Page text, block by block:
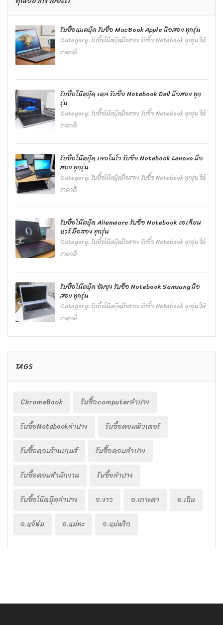
รับซื้อแมคบุ๊ค รับซื้อ MacBook Apple มือสอง ทุกรุ่น
Category:รับซื้อโน๊ตบุ๊คมือสอง รับซื้อ Notebook ทุกรุ่น ให้
ราคาดี
รับซื้อโน๊ตบุ๊ค เดล รับซื้อ Notebook Dell มือสอง ทุก
รุ่น
Category:รับซื้อโน๊ตบุ๊คมือสอง รับซื้อ Notebook ทุกรุ่น ให้
ราคาดี
รับซื้อโน๊ตบุ๊ค เลอโนโว รับซื้อ Notebook Lenovo มือ
สอง ทุกรุ่น
Category:รับซื้อโน๊ตบุ๊คมือสอง รับซื้อ Notebook ทุกรุ่น ให้
ราคาดี
รับซื้อโน๊ตบุ๊ค Alienware รับซื้อ Notebook เอเลียน
แวร์ มือสอง ทุกรุ่น
Category:รับซื้อโน๊ตบุ๊คมือสอง รับซื้อ Notebook ทุกรุ่น ให้
ราคาดี
รับซื้อโน๊ตบุ๊ค ซัมซุง รับซื้อ Notebook Samsung มือ
สอง ทุกรุ่น
Category:รับซื้อโน๊ตบุ๊คมือสอง รับซื้อ Notebook ทุกรุ่น ให้
ราคาดี
TAGS
ChromeBook
รับซื้อcomputerลำปาง
รับซื้อNotebookลำปาง
รับซื้อคอมพิวเตอร์
รับซื้อคอมร้านเกมส์
รับซื้อคอมลำปาง
รับซื้อคอมสำนักงาน
รับซื้อลำปาง
รับซื้อโน๊ตบุ๊คลำปาง
อ.งาว อ.เกาะคา
อ.เถิน
อ.แจ้ห่ม
อ.แม่ทะ อ.แม่พริก